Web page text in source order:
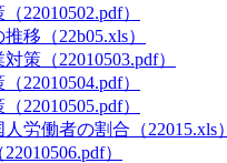
22010502.pdf）
移（22b05.xls）
策（22010503.pdf）
22010504.pdf）
22010505.pdf）
労働者の割合（22015.xls）
）